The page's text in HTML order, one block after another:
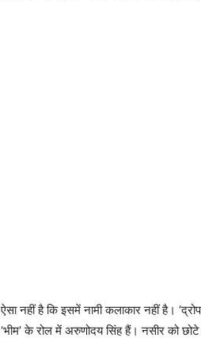
ऐसा नहीं है कि इसमें नामी कलाकार नहीं है।
‘भीम’ के रोल में अरुणोदय सिंह हैं। नसीर को